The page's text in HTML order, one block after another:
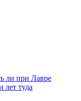
ли при Лавре
лет туда